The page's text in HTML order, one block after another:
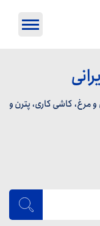
کاشی کاری، پترن و